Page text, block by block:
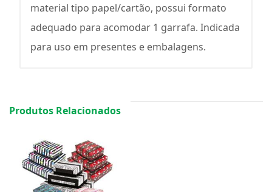
material tipo papel/cartão, possui formato
adequado para acomodar 1 garrafa. Indicada
para uso em presentes e embalagens.
Produtos Relacionados